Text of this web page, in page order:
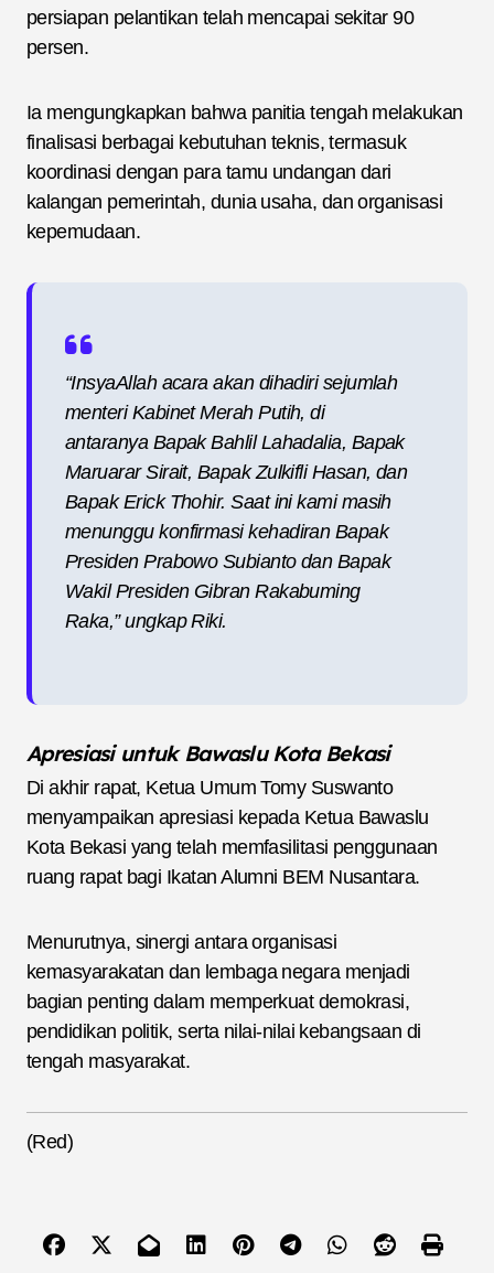
persiapan pelantikan telah mencapai sekitar 90
persen.
Ia mengungkapkan bahwa panitia tengah melakukan
finalisasi berbagai kebutuhan teknis, termasuk
koordinasi dengan para tamu undangan dari
kalangan pemerintah, dunia usaha, dan organisasi
kepemudaan.
“InsyaAllah acara akan dihadiri sejumlah
menteri Kabinet Merah Putih, di
antaranya Bapak Bahlil Lahadalia, Bapak
Maruarar Sirait, Bapak Zulkifli Hasan, dan
Bapak Erick Thohir. Saat ini kami masih
menunggu konfirmasi kehadiran Bapak
Presiden Prabowo Subianto dan Bapak
Wakil Presiden Gibran Rakabuming
Raka,” ungkap Riki.
Apresiasi untuk Bawaslu Kota Bekasi
Di akhir rapat, Ketua Umum Tomy Suswanto
menyampaikan apresiasi kepada Ketua Bawaslu
Kota Bekasi yang telah memfasilitasi penggunaan
ruang rapat bagi Ikatan Alumni BEM Nusantara.
Menurutnya, sinergi antara organisasi
kemasyarakatan dan lembaga negara menjadi
bagian penting dalam memperkuat demokrasi,
pendidikan politik, serta nilai-nilai kebangsaan di
tengah masyarakat.
(Red)